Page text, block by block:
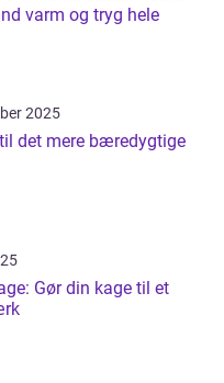
varm og tryg hele
2025
det mere bæredygtige
Gør din kage til et